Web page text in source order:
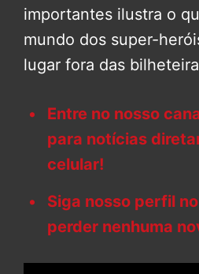
importantes ilustra o
mundo dos super-
lugar fora das
Entre no nosso
para notícias
celular!
Siga nosso perfil
perder nenhuma